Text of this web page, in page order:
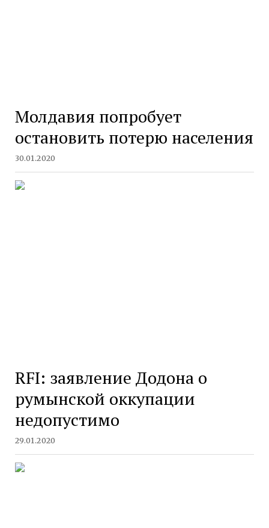
Молдавия попробует
остановить потерю населения
30.01.2020
RFI: заявление Додона о
румынской оккупации
недопустимо
29.01.2020